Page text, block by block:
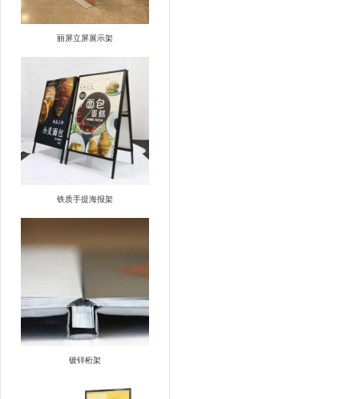
丽屏立屏展示架
铁质手提海报架
镀锌桁架